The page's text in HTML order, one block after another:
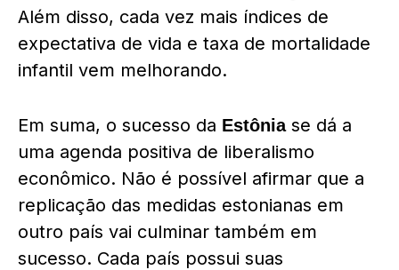
Além disso, cada vez mais índices de
expectativa de vida e taxa de mortalidade
infantil vem melhorando.
Em suma, o sucesso da Estôniase dá a
uma agenda positiva de liberalismo
econômico. Não é possível afirmar que a
replicação das medidas estonianas em
outro país vai culminar também em
sucesso. Cada país possui suas